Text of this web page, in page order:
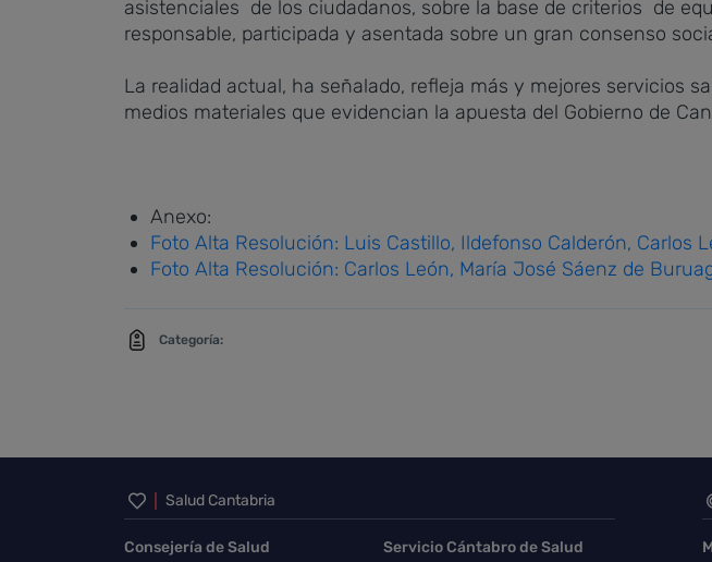
asistenciales de los ciudadanos, sobre la base de criterios de
responsable, participada y asentada sobre un gran consenso
La realidad actual, ha señalado, refleja más y mejores servicios
medios materiales que evidencian la apuesta del Gobierno de
Anexo:
Foto Alta Resolución: Luis Castillo, Ildefonso Calderón, Carlos
Foto Alta Resolución: Carlos León, María José Sáenz de
Categoría:
Inicio del pie de página
Salud Cantabria
Consejería de Salud Servicio Cántabro de Salud